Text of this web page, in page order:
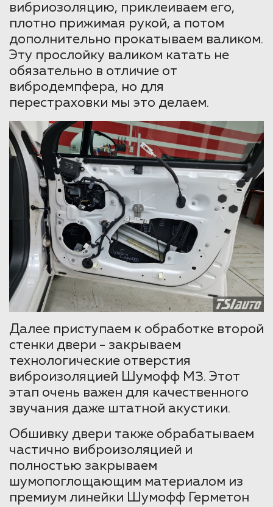
вибриозоляцию, приклеиваем его,
плотно прижимая рукой, а потом
дополнительно прокатываем валиком.
Эту прослойку валиком катать не
обязательно в отличие от
вибродемпфера, но для
перестраховки мы это делаем.
Далее приступаем к обработке второй
стенки двери - закрываем
технологические отверстия
виброизоляцией Шумофф М3. Этот
этап очень важен для качественного
звучания даже штатной акустики.
Обшивку двери также обрабатываем
частично виброизоляцией и
полностью закрываем
шумопоглощающим материалом из
премиум линейки Шумофф Герметон